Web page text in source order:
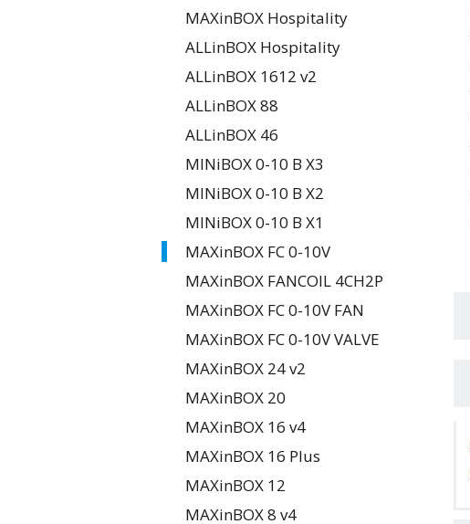
MAXinBOX Hospitality
ALLinBOX Hospitality
ALLinBOX 1612 v2
ALLinBOX 88
ALLinBOX 46
MINiBOX 0-10 В X3
MINiBOX 0-10 В X2
MINiBOX 0-10 В X1
MAXinBOX FC 0-10V
MAXinBOX FANCOIL 4CH2P
MAXinBOX FC 0-10V FAN
MAXinBOX FC 0-10V VALVE
MAXinBOX 24 v2
MAXinBOX 20
MAXinBOX 16 v4
MAXinBOX 16 Plus
MAXinBOX 12
MAXinBOX 8 v4